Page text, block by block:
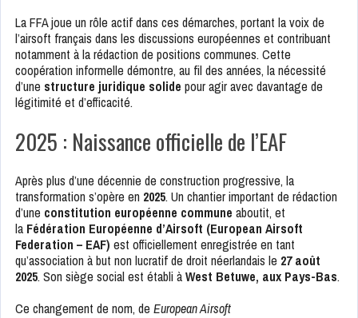
La FFA joue un rôle actif dans ces démarches, portant la voix de
l’airsoft français dans les discussions européennes et contribuant
notamment à la rédaction de positions communes. Cette
coopération informelle démontre, au fil des années, la nécessité
d’une structure juridique solide pour agir avec davantage de
légitimité et d’efficacité.
2025 : Naissance officielle de l’EAF
Après plus d’une décennie de construction progressive, la
transformation s’opère en 2025. Un chantier important de rédaction
d’une constitution européenne commune aboutit, et
la Fédération Européenne d’Airsoft (European Airsoft
Federation – EAF) est officiellement enregistrée en tant
qu’association à but non lucratif de droit néerlandais le 27 août
2025. Son siège social est établi àWest Betuwe, aux Pays-Bas.
Ce changement de nom, de European Airsoft